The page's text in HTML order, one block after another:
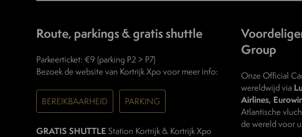
Route, parkings & gratis shuttle
Parkeerticket: €9 (parking P2 > P7)
Bezoek de website van Kortrijk Xpo voor meer info:
BEREIKBAARHEID PARKING
GRATIS SHUTTLE Station Kortrijk & Kortrijk Xpo
Group
Onze Official
wereldwijd via
Airlines,
Atlantische
de wereld voor